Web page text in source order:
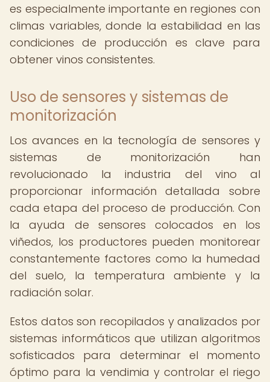
es especialmente importante en regiones con
climas variables, donde la estabilidad en las
condiciones de producción es clave para
obtener vinos consistentes.
Uso de sensores y sistemas de
monitorización
Los avances en la tecnología de sensores y
sistemas de monitorización han
revolucionado la industria del vino al
proporcionar información detallada sobre
cada etapa del proceso de producción. Con
la ayuda de sensores colocados en los
viñedos, los productores pueden monitorear
constantemente factores como la humedad
del suelo, la temperatura ambiente y la
radiación solar.
Estos datos son recopilados y analizados por
sistemas informáticos que utilizan algoritmos
sofisticados para determinar el momento
óptimo para la vendimia y controlar el riego